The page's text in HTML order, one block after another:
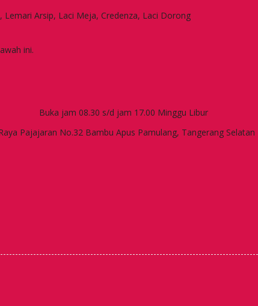
Arsip, Laci Meja, Credenza, Laci Dorong
ini.
Buka jam 08.30 s/d jam 17.00 Minggu Libur
Pajajaran No.32 Bambu Apus Pamulang, Tangerang Selatan